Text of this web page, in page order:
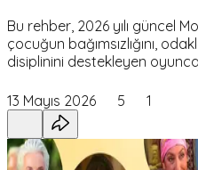
Bu rehber, 2026 yılı güncel
çocuğun bağımsızlığını,
disiplinini destekleyen
13 Mayıs 2026 5 1